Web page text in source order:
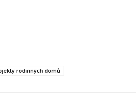
rodinných domů